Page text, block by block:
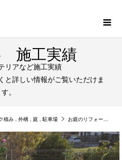
施工実績
リアなど施工実績
と詳しい情報がご覧いただけま
す。
積み 外構 庭 駐車場 お庭のリフォーム 乱形石張サークルとレンガ花壇｜扶桑町